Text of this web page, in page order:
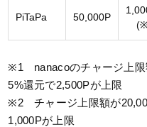
PiTaPa 50,000P
※1 nanacoのチャージ上限
5%還元で2,500Pが上限
※2 チャージ上限額が
1,000Pが上限